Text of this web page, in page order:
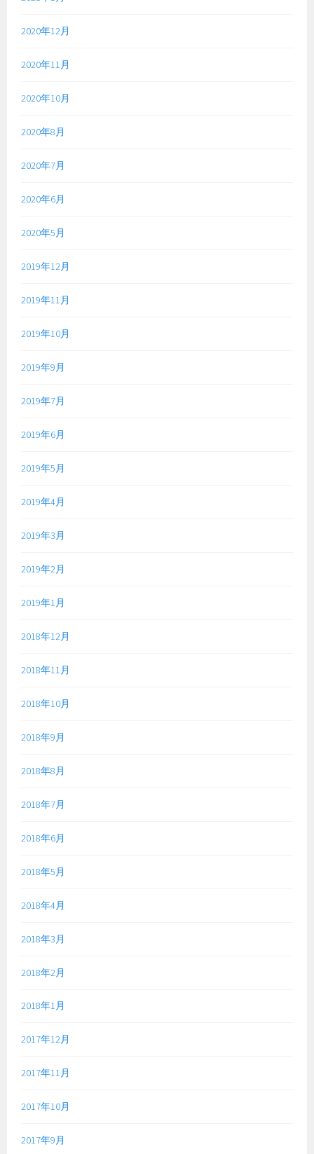
2020年12月
2020年11月
2020年10月
2020年8月
2020年7月
2020年6月
2020年5月
2019年12月
2019年11月
2019年10月
2019年9月
2019年7月
2019年6月
2019年5月
2019年4月
2019年3月
2019年2月
2019年1月
2018年12月
2018年11月
2018年10月
2018年9月
2018年8月
2018年7月
2018年6月
2018年5月
2018年4月
2018年3月
2018年2月
2018年1月
2017年12月
2017年11月
2017年10月
2017年9月